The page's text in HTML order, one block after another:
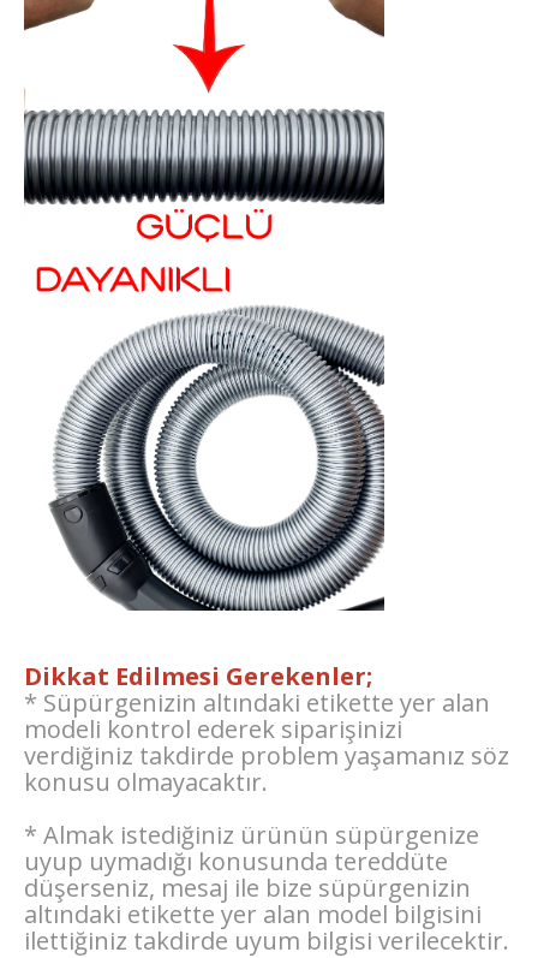
Dikkat Edilmesi Gerekenler;
* Süpürgenizin altındaki etikette yer alan
modeli kontrol ederek siparişinizi
verdiğiniz takdirde problem yaşamanız söz
konusu olmayacaktır.
* Almak istediğiniz ürünün süpürgenize
uyup uymadığı konusunda tereddüte
düşerseniz, mesaj ile bize süpürgenizin
altındaki etikette yer alan model bilgisini
ilettiğiniz takdirde uyum bilgisi verilecektir.